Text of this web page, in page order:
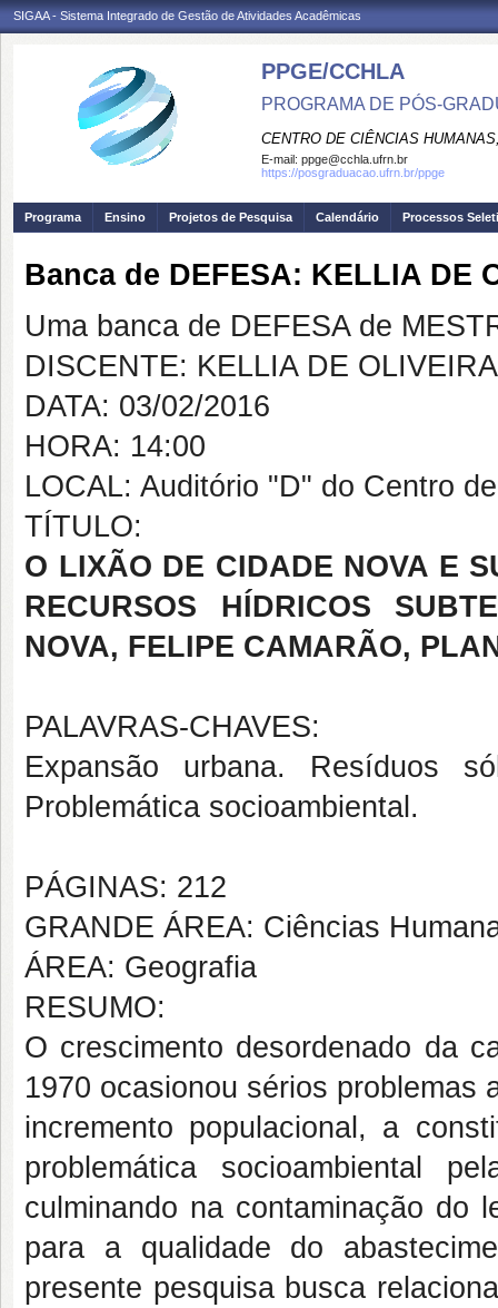
SIGAA - Sistema Integrado de Gestão de Atividades Acadêmicas
PPGE/CCHLA
PROGRAMA DE PÓS-
CENTRO DE CIÊNCIAS
E-mail: ppge@cchla.ufrn.br
https://posgraduacao.ufrn.br/ppge
Programa Ensino Projetos de Pesquisa Calendário Processos
Banca de DEFESA: KELLIA DE
Uma banca de DEFESA de
DISCENTE: KELLIA DE
DATA: 03/02/2016
HORA: 14:00
LOCAL: Auditório "D" do Centro
TÍTULO:
O LIXÃO DE CIDADE NOVA E
RECURSOS HÍDRICOS
NOVA, FELIPE CAMARÃO,
PALAVRAS-CHAVES:
Expansão urbana. Resíduos
Problemática socioambiental.
PÁGINAS: 212
GRANDE ÁREA: Ciências
ÁREA: Geografia
RESUMO:
O crescimento desordenado da
1970 ocasionou sérios problemas
incremento populacional, a
problemática socioambiental
culminando na contaminação do
para a qualidade do
presente pesquisa busca